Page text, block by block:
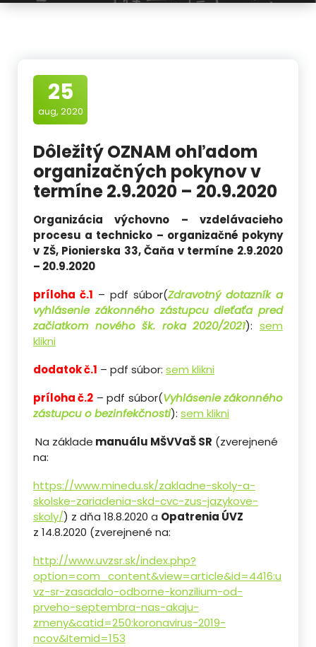
25
aug, 2020
Dôležitý OZNAM ohľadom
organizačných pokynov v
termíne 2.9.2020 – 20.9.2020
Organizácia výchovno – vzdelávacieho
procesu a technicko – organizačné pokyny
v ZŠ, Pionierska 33, Čaňa v termíne 2.9.2020
– 20.9.2020
príloha č.1 – pdf súbor(Zdravotný dotazník a
vyhlásenie zákonného zástupcu dieťaťa pred
začiatkom nového šk. roka 2020/2021):sem
klikni
dodatok č.1 – pdf súbor: sem klikni
príloha č.2 – pdf súbor(Vyhlásenie zákonného
zástupcu o bezinfekčnosti): sem klikni
Na základe manuálu MŠVVaŠ SR (zverejnené
na:
https://www.minedu.sk/zakladne-skoly-a-
skolske-zariadenia-skd-cvc-zus-jazykove-
skoly/) z dňa 18.8.2020 a Opatrenia ÚVZ
z 14.8.2020 (zverejnené na:
http://www.uvzsr.sk/index.php?
option=com_content&view=article&id=4416:u
vz-sr-zasadalo-odborne-konzilium-od-
prveho-septembra-nas-akaju-
zmeny&catid=250:koronavirus-2019-
ncov&Itemid=153